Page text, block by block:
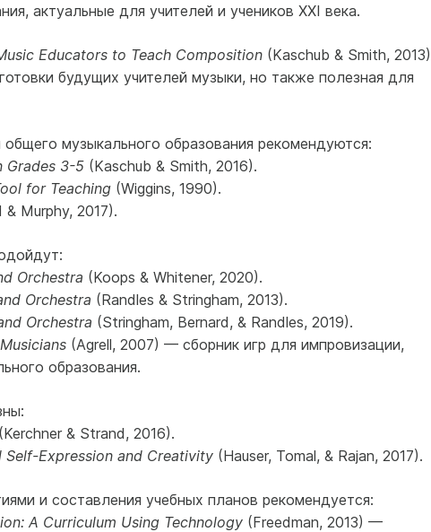
актуальные для учителей и учеников XXI века.
Educators to Teach Composition(Kaschub & Smith, 2013)
будущих учителей музыки, но также полезная для
музыкального образования рекомендуются:
Grades 3-5(Kaschub & Smith, 2016).
for Teaching(Wiggins, 1990).
Murphy, 2017).
Orchestra (Koops & Whitener, 2020).
Orchestra (Randles & Stringham, 2013).
Orchestra (Stringham, Bernard, & Randles, 2019).
(Agrell, 2007) — сборник игр для импровизации,
образования.
& Strand, 2016).
Expression and Creativity(Hauser, Tomal, & Rajan, 2017).
и составления учебных планов рекомендуется:
A Curriculum Using Technology(Freedman, 2013) —